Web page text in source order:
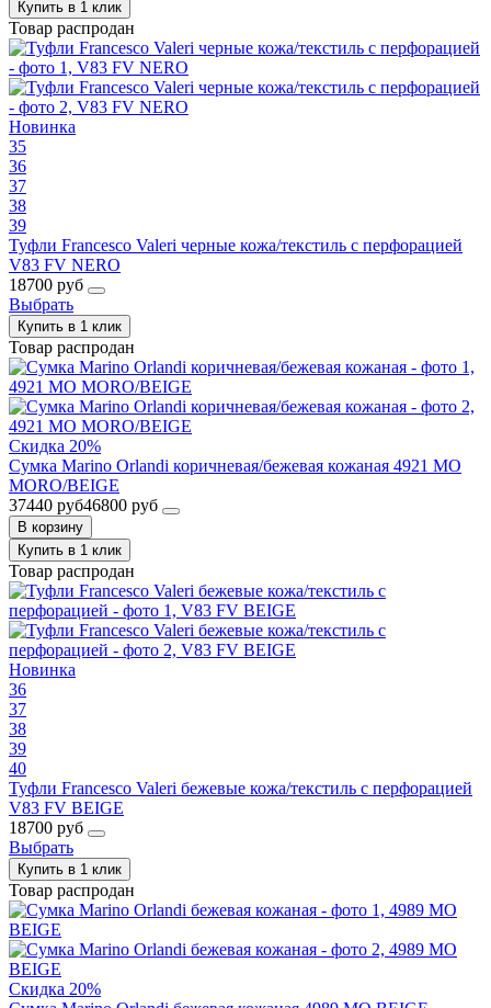
Купить в 1 клик
Товар распродан
Новинка
35
36
37
38
39
Туфли Francesco Valeri черные кожа/текстиль с перфорацией
V83 FV NERO
18700 руб
Выбрать
Купить в 1 клик
Товар распродан
Скидка 20%
Сумка Marino Orlandi коричневая/бежевая кожаная 4921 MO
MORO/BEIGE
37440 руб46800 руб
В корзину
Купить в 1 клик
Товар распродан
Новинка
36
37
38
39
40
Туфли Francesco Valeri бежевые кожа/текстиль с перфорацией
V83 FV BEIGE
18700 руб
Выбрать
Купить в 1 клик
Товар распродан
Скидка 20%